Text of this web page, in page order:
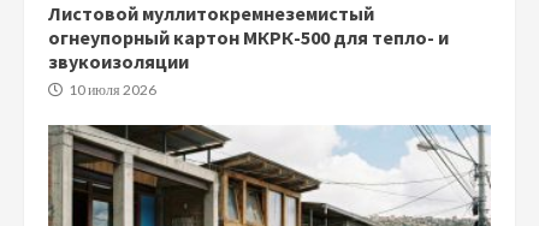
Листовой муллитокремнеземистый
огнеупорный картон МКРК-500 для тепло- и
звукоизоляции
10 июля 2026